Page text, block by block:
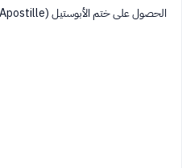
الحصول على ختم الأبوستيل (Apostille) إن كان بلدك موقعاً على الاتفاقية.